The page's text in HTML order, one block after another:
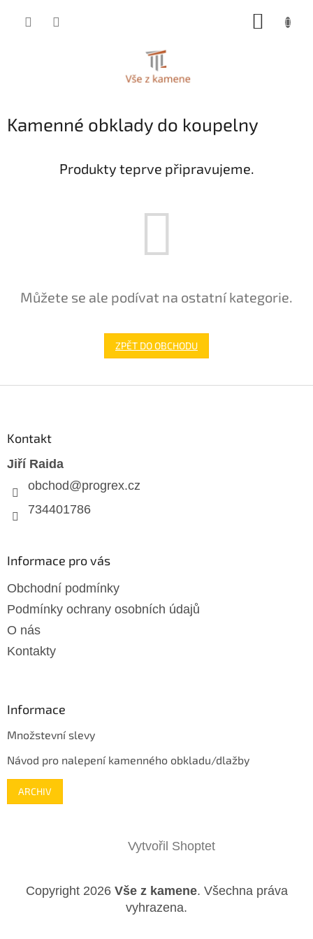
Kamenné obklady do koupelny
Produkty teprve připravujeme.
Můžete se ale podívat na ostatní kategorie.
ZPĚT DO OBCHODU
Kontakt
Jiří Raida
obchod@progrex.cz
734401786
Informace pro vás
Obchodní podmínky
Podmínky ochrany osobních údajů
O nás
Kontakty
Informace
Množstevní slevy
Návod pro nalepení kamenného obkladu/dlažby
ARCHIV
Vytvořil Shoptet
Copyright 2026 Vše z kamene. Všechna práva
vyhrazena.